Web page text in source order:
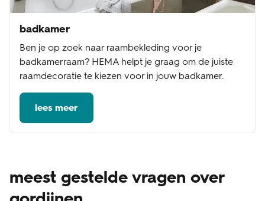
badkamer
Ben je op zoek naar raambekleding voor je
badkamerraam? HEMA helpt je graag om de juiste
raamdecoratie te kiezen voor in jouw badkamer.
lees meer
meest gestelde vragen over